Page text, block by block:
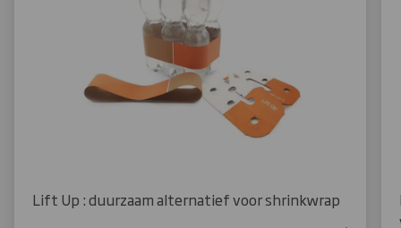
Lift Up : duurzaam alternatief voor shrinkwrap